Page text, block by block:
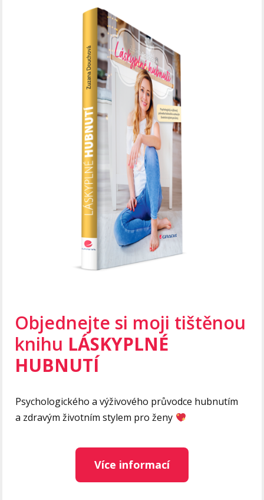
Objednejte si moji tištěnou
knihu LÁSKYPLNÉ
HUBNUTÍ
Psychologického a výživového průvodce hubnutím
a zdravým životním stylem pro ženy
Více informací